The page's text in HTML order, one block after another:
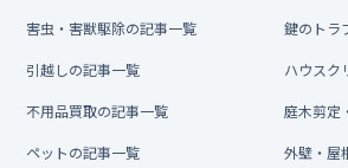
害虫・害獣駆除の記事一覧 鍵のトラ
引越しの記事一覧 ハウスク
不用品買取の記事一覧 庭木剪定
ペットの記事一覧 外壁・屋